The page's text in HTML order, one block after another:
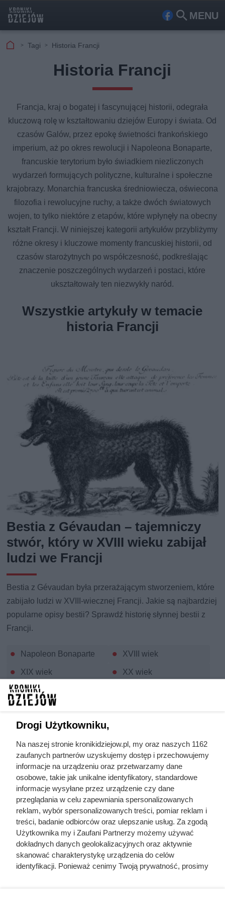
MENU
Fa Szu
Tagi Historia Francji
Historia Francji
Francja, kraj o bogatej i fascynującej historii, odegrała
kluczową rolę w kształtowaniu dziejów Europy i świata. Od
czasów Galów, przez epokę świetności frankońskiego
imperium, aż po okres rewolucji i Napoleona Bonaparte,
francuskie terytorium było świadkiem niezliczonych
wydarzeń formujących polityczne, kulturalne i społeczne
krajobrazy. Monarchia francuska średniowiecza, oświecona
filozofia i rewolucyjne ruchy, a także dwóch światowych
wojen, to tylko niektóre z etapów, które wpłynęły na obecny
kształt Francji. W niniejszej kategorii artykułów przybliżymy
różne okresy i kluczowe momenty francuskiej historii, od
czasów starożytnych po współczesność, podkreślając
znaczenie poszczególnych wydarzeń i postaci, które
ukształtowały ten niezwykły naród.
Wszystkie artykuły w temacie
historia Francji
Bestia z Gévaudan – tajemniczy
stwór, który w XVIII wieku zabijał
ludzi we Francji
Bestia z Gévaudan była przerażającym stworzeniem, które
zabijało ludzi w XVIII-wiecznej Francji. Jakie są najbardziej
popularne opisy bestii? Sprawdź historię słynnej bestii z
Francji.
Napoleon Bonaparte
XVIII wiek
XIX wiek
XX wiek
wielka rewolucja
francuska
powstania
monarchia absolutna
historycznych
jakobini
królowie Francji
historia Anglii
historia świata
historia Europy
wojna trzydziestoletnia
wojna stuletnia
prezydenci i premierzy
konstytucje
Drogi Użytkowniku,
Na naszej stronie kronikidziejow.pl, my oraz naszych 1162
zaufanych partnerów uzyskujemy dostęp i przechowujemy
informacje na urządzeniu oraz przetwarzamy dane
osobowe, takie jak unikalne identyfikatory, standardowe
informacje wysyłane przez urządzenie czy dane
przeglądania w celu zapewniania spersonalizowanych
reklam, wybór spersonalizowanych treści, pomiar reklam i
treści, badanie odbiorców oraz ulepszanie usług. Za zgodą
Użytkownika my i Zaufani Partnerzy możemy używać
dokładnych danych geolokalizacyjnych oraz aktywnie
skanować charakterystykę urządzenia do celów
identyfikacji. Ponieważ cenimy Twoją prywatność, prosimy